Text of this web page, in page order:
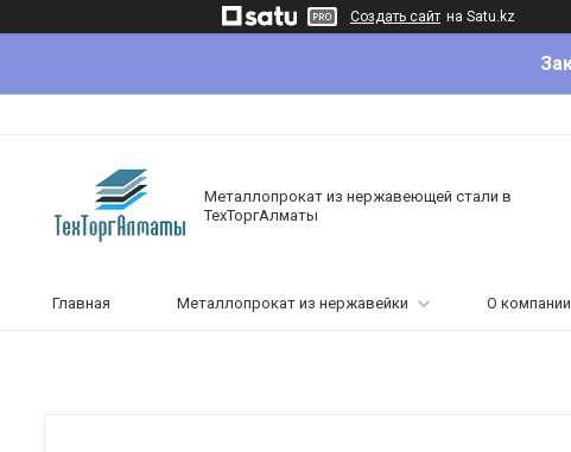
Создать сайт на Satu.kz
Металлопрокат из нержавеющей стали в
ТехТоргАлматы
Главная Металлопрокат из нержавейки О компании